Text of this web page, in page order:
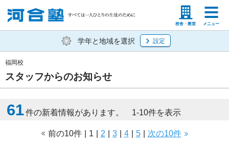
校舎・教室 メニュー
塾生の方 高等学校の先生
学年と地域を選択 設定
スタッフからのお知らせ
福岡校
61件の新着情報があります。 1-10件を表示
前の10件 1 2 3 4 5 次の10件